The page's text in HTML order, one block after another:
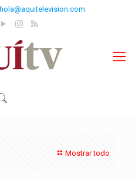
hola@aquitelevision.com
Mostrar todo